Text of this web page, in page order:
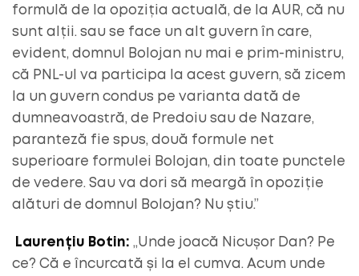
formulă de la opoziția actuală, de la AUR, că nu
sunt alții. sau se face un alt guvern în care,
evident, domnul Bolojan nu mai e prim-ministru,
că PNL-ul va participa la acest guvern, să zicem
la un guvern condus pe varianta dată de
dumneavoastră, de Predoiu sau de Nazare,
paranteză fie spus, două formule net
superioare formulei Bolojan, din toate punctele
de vedere. Sau va dori să meargă în opoziție
alături de domnul Bolojan? Nu știu.”
Laurențiu Botin: „Unde joacă Nicușor Dan? Pe
ce? Că e încurcată și la el cumva. Acum unde